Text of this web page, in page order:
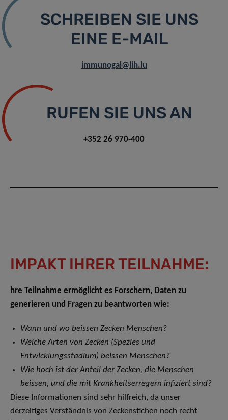
SCHREIBEN SIE UNS
EINE E-MAIL
immunogal@lih.lu
RUFEN SIE UNS AN
+352 26 970-400
IMPAKT IHRER TEILNAHME:
hre Teilnahme ermöglicht es Forschern, Daten zu
generieren und Fragen zu beantworten wie:
Wann und wo beissen Zecken Menschen?
Welche Arten von Zecken (Spezies und
Entwicklungsstadium) beissen Menschen?
Wie hoch ist der Anteil der Zecken, die Menschen
beissen, und die mit Krankheitserregern infiziert sind?
Diese Informationen sind sehr hilfreich, da unser
derzeitiges Verständnis von Zeckenstichen noch recht